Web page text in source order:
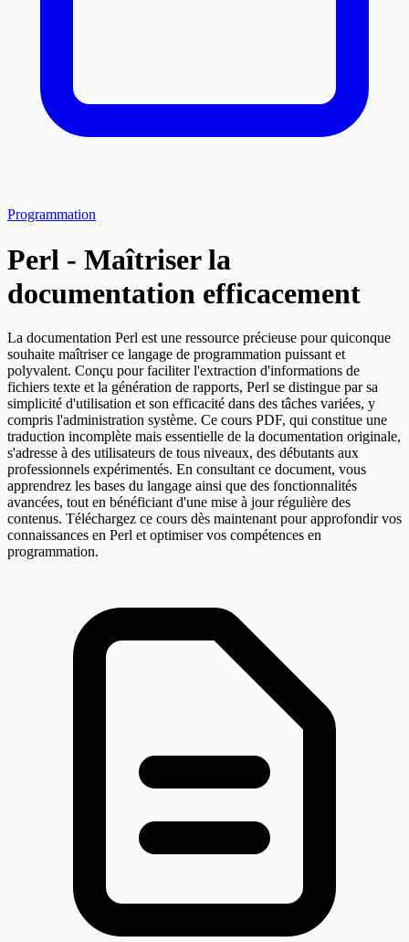
Programmation
Perl - Maîtriser la
documentation efficacement
La documentation Perl est une ressource précieuse pour quiconque
souhaite maîtriser ce langage de programmation puissant et
polyvalent. Conçu pour faciliter l'extraction d'informations de
fichiers texte et la génération de rapports, Perl se distingue par sa
simplicité d'utilisation et son efficacité dans des tâches variées, y
compris l'administration système. Ce cours PDF, qui constitue une
traduction incomplète mais essentielle de la documentation originale,
s'adresse à des utilisateurs de tous niveaux, des débutants aux
professionnels expérimentés. En consultant ce document, vous
apprendrez les bases du langage ainsi que des fonctionnalités
avancées, tout en bénéficiant d'une mise à jour régulière des
contenus. Téléchargez ce cours dès maintenant pour approfondir vos
connaissances en Perl et optimiser vos compétences en
programmation.